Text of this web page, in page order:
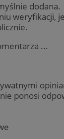
dodana.
weryfikacji,
...
ponosi